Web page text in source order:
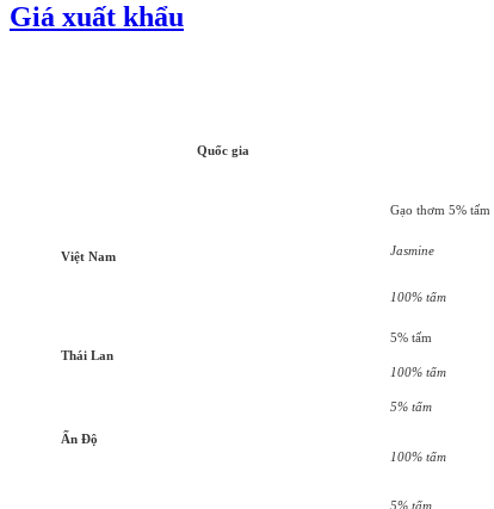
Giá xuất khẩu
Quốc gia
Việt Nam
Gạo thơm 5% tấm
Jasmine
100% tấm
Thái Lan
5% tấm
100% tấm
Ấn Độ
5% tấm
100% tấm
5% tấm